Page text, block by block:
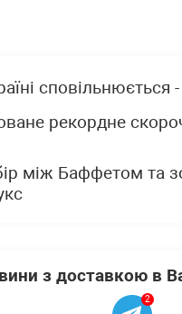
рекордне
між Баффетом та
з доставкою в
2